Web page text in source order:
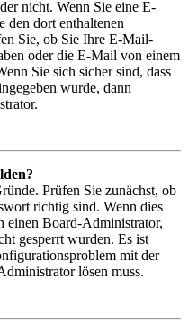
nicht. Wenn Sie eine E-
den dort enthaltenen
Sie, ob Sie Ihre E-Mail-
oder die E-Mail von einem
Sie sich sicher sind, dass
wurde, dann
Prüfen Sie zunächst, ob
richtig sind. Wenn dies
einen Board-Administrator,
gesperrt wurden. Es ist
mit der
lösen muss.